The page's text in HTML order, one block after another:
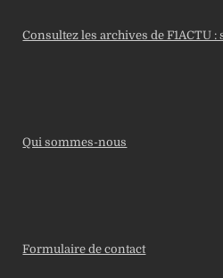
Consultez les archives de F1ACTU
Qui sommes-nous
Formulaire de contact